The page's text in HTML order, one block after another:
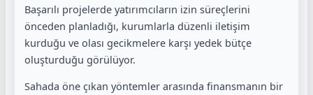
Başarılı projelerde yatırımcıların izin süreçlerini
önceden planladığı, kurumlarla düzenli iletişim
kurduğu ve olası gecikmelere karşı yedek bütçe
oluşturduğu görülüyor.
Sahada öne çıkan yöntemler arasında finansmanın bir